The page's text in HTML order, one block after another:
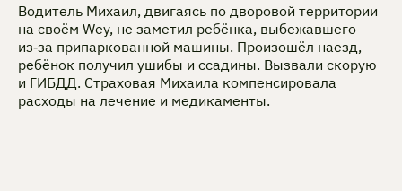
Водитель Михаил, двигаясь по дворовой территории
на своём Wey, не заметил ребёнка, выбежавшего
из‑за припаркованной машины. Произошёл наезд,
ребёнок получил ушибы и ссадины. Вызвали скорую
и ГИБДД. Страховая Михаила компенсировала
расходы на лечение и медикаменты.